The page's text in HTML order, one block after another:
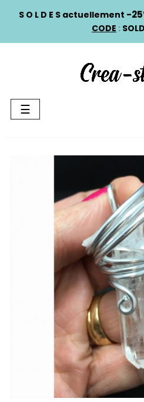
S O L D E S actuellement -
CODE :
Basculer
la
☰